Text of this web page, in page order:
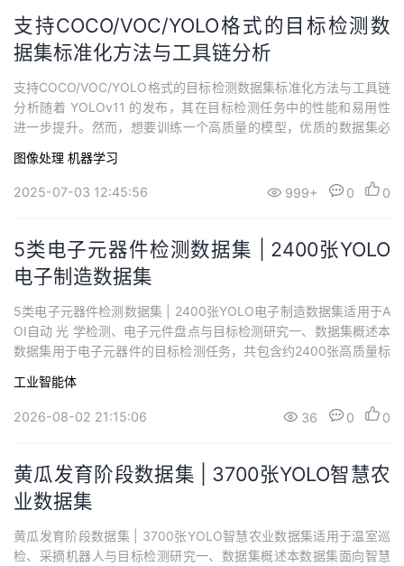
支持COCO/VOC/YOLO格式的目标检测数
据集标准化方法与工具链分析
支持COCO/VOC/YOLO格式的目标检测数据集标准化方法与工具链
分析随着 YOLOv11 的发布，其在目标检测任务中的性能和易用性
进一步提升。然而，想要训练一个高质量的模型，优质的数据集必
了丰富的公开数据集，还支持将数据一键导出为多种格式（包括 YO
LO、Pascal VOC、COCO、CSV 等），大大简化了...
图像处理 机器学习
2025-07-03 12:45:56 999+ 0 0
5类电子元器件检测数据集 | 2400张YOLO
电子制造数据集
5类电子元器件检测数据集 | 2400张YOLO电子制造数据集适用于A
OI自动 光 学检测、电子元件盘点与目标检测研究一、数据集概述本
数据集用于电子元器件的目标检测任务，共包含约2400张高质量标
D）、电阻、晶体管。该数据集旨在支持 深度学习 目标检测模型的
训练、验证与测试，可广泛应用于工业自动光学检测（AOI）、电子
工业智能体
2026-08-02 21:15:06 36 0 0
黄瓜发育阶段数据集 | 3700张YOLO智慧农
业数据集
黄瓜发育阶段数据集 | 3700张YOLO智慧农业数据集适用于温室巡
检、采摘机器人与目标检测研究一、数据集概述本数据集面向智慧